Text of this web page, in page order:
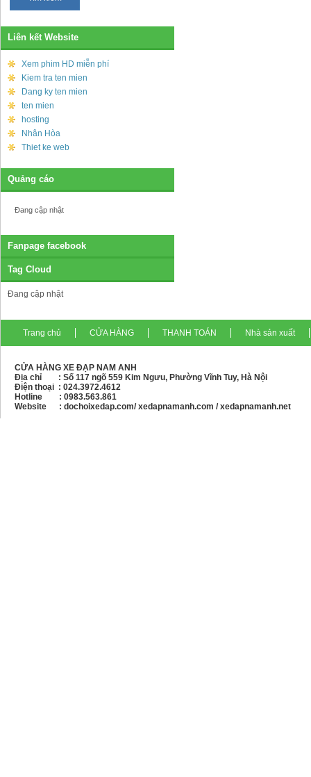
Liên kết Website
Xem phim HD miễn phí
Kiem tra ten mien
Dang ky ten mien
ten mien
hosting
Nhân Hòa
Thiet ke web
Quảng cáo
Đang cập nhật
Fanpage facebook
Tag Cloud
Đang cập nhật
Trang chủ CỬA HÀNG THANH TOÁN Nhà sản xuất
CỬA HÀNG XE ĐẠP NAM ANH
Địa chỉ : Số 117 ngõ 559 Kim Ngưu, Phường Vĩnh Tuy, Hà Nội
Điện thoại : 024.3972.4612
Hotline : 0983.563.861
Website : dochoixedap.com/ xedapnamanh.com / xedapnamanh.net